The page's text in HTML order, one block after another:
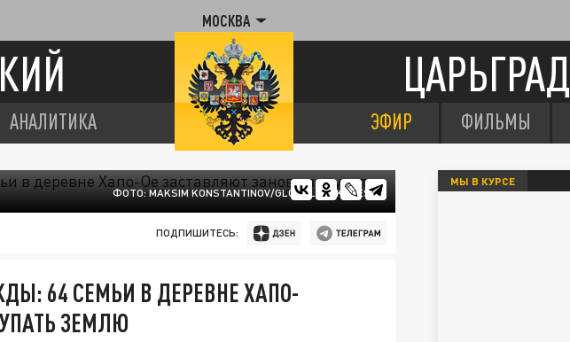
МОСКВА
ЦАРЬГРАД
АНАЛИТИКА ЭФИР ФИЛЬМЫ
ФОТО: MAKSIM KONSTANTINOV/GLOBALLOOKPRESS
ПОДПИШИТЕСЬ:
64 СЕМЬИ В ДЕРЕВНЕ ХАПО-
ЗЕМЛЮ
МЫ В КУРСЕ